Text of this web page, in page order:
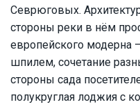
Севрюговых.
стороны реки в нём
европейского модерна
шпилем, сочетание
стороны сада
полукруглая лоджия с